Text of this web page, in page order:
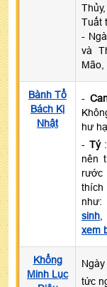
Thủy,
Tuất
-
và
Mão,
Bành Tổ
Bách Kị
Nhật
-
hư
- Tý:
nên
rước
thích
như:
sinh
xem
Khổng
Minh Lục
Ngày
tức